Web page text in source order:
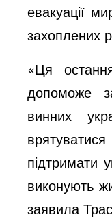
евакуації
захоплених
«Ця
допоможе
винних
врятуватися
підтримати
виконують
заявила